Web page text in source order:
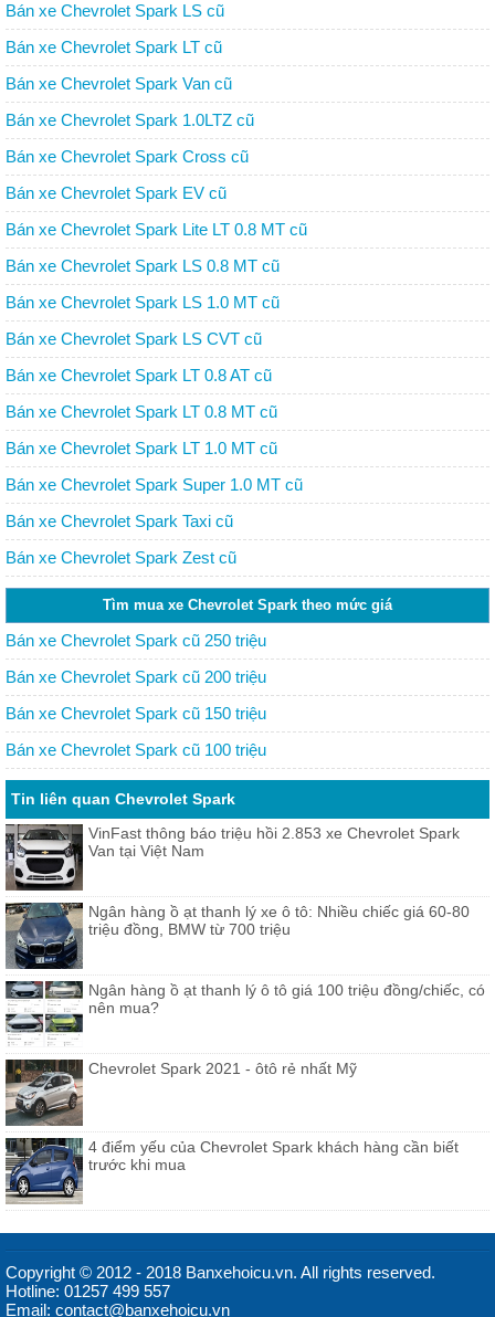
Bán xe Chevrolet Spark LS cũ
Bán xe Chevrolet Spark LT cũ
Bán xe Chevrolet Spark Van cũ
Bán xe Chevrolet Spark 1.0LTZ cũ
Bán xe Chevrolet Spark Cross cũ
Bán xe Chevrolet Spark EV cũ
Bán xe Chevrolet Spark Lite LT 0.8 MT cũ
Bán xe Chevrolet Spark LS 0.8 MT cũ
Bán xe Chevrolet Spark LS 1.0 MT cũ
Bán xe Chevrolet Spark LS CVT cũ
Bán xe Chevrolet Spark LT 0.8 AT cũ
Bán xe Chevrolet Spark LT 0.8 MT cũ
Bán xe Chevrolet Spark LT 1.0 MT cũ
Bán xe Chevrolet Spark Super 1.0 MT cũ
Bán xe Chevrolet Spark Taxi cũ
Bán xe Chevrolet Spark Zest cũ
Tìm mua xe Chevrolet Spark theo mức giá
Bán xe Chevrolet Spark cũ 250 triệu
Bán xe Chevrolet Spark cũ 200 triệu
Bán xe Chevrolet Spark cũ 150 triệu
Bán xe Chevrolet Spark cũ 100 triệu
Tin liên quan Chevrolet Spark
VinFast thông báo triệu hồi 2.853 xe Chevrolet Spark
Van tại Việt Nam
Ngân hàng ồ ạt thanh lý xe ô tô: Nhiều chiếc giá 60-80
triệu đồng, BMW từ 700 triệu
Ngân hàng ồ ạt thanh lý ô tô giá 100 triệu đồng/chiếc, có
nên mua?
Chevrolet Spark 2021 - ôtô rẻ nhất Mỹ
4 điểm yếu của Chevrolet Spark khách hàng cần biết
trước khi mua
Copyright © 2012 - 2018 Banxehoicu.vn. All rights reserved.
Hotline: 01257 499 557
Email: contact@banxehoicu.vn